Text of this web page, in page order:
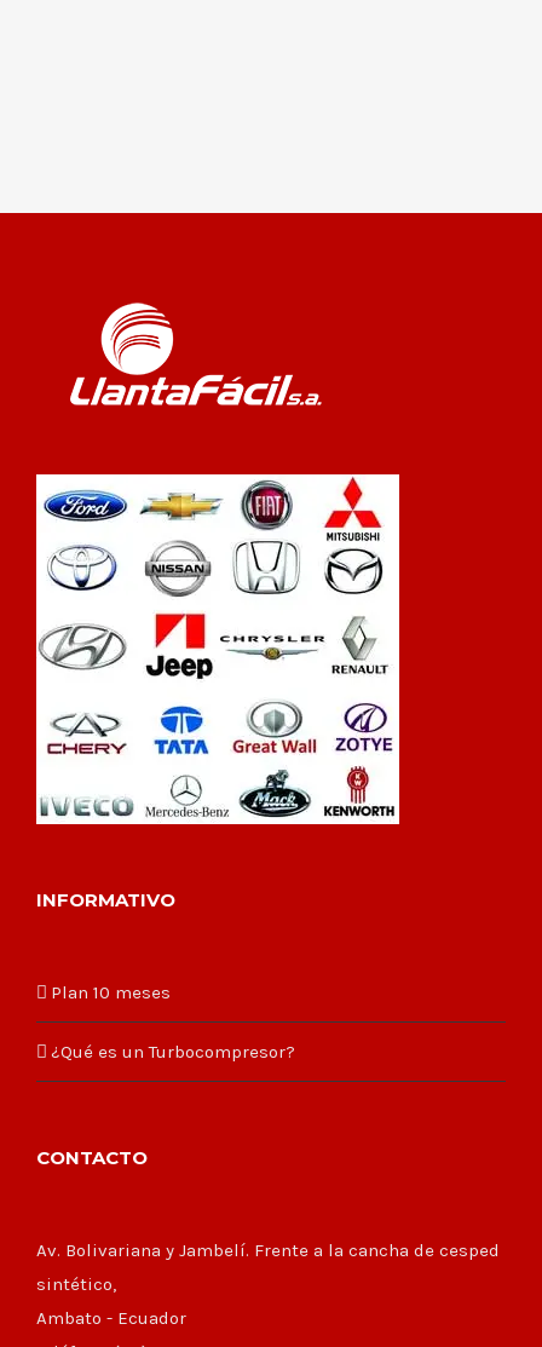
INFORMATIVO
Plan 10 meses
¿Qué es un Turbocompresor?
CONTACTO
Av. Bolivariana y Jambelí. Frente a la cancha de cesped
sintético,
Ambato - Ecuador